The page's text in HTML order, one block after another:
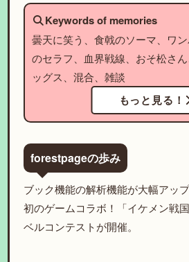
Keywords of memories
曇天に笑う、食戟のソーマ、ワ
のセラフ、血界戦線、おそ松さ
ッグス、混合、雑談
もっと見る！
forestpageの歩み
ブック機能の解析機能が大幅アッ
初のゲームコラボ！「イケメン戦
ベルコンテストが開催。